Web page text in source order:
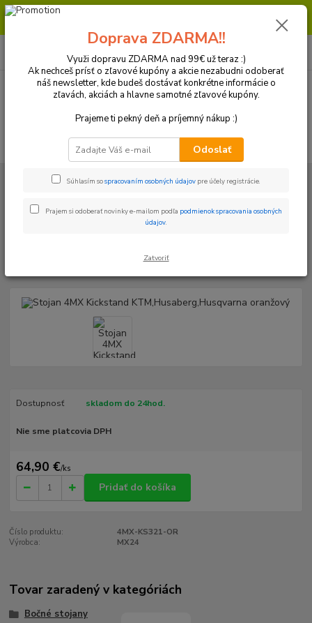
Milí zákazníci, pri objednávke nad 99€ získate poštovné ZDARMA.
(Po-Pia, 8:30-16:30 hod.)
Doplnky / Príslušenstvo / Servis Bočné stojany
Stojan 4MX
Stojan 4MX Kickstand
Dostupnosť skladom do 24hod.
Nie sme platcovia DPH
64,90 €/ks
Pridať do košíka
Číslo produktu:
4MX-KS321-OR
Výrobca:
MX24
Tovar zaradený v kategóriách
Bočné stojany
Doprava ZDARMA!!
Využi dopravu ZDARMA nad 99€ už teraz :)
Ak nechceš prísť o zľavové kupóny a akcie nezabudni odoberať
náš newsletter, kde budeš dostávať konkrétne informácie o
zľavách, akciách a hlavne samotné zľavové kupóny.
Prajeme ti pekný deň a príjemný nákup :)
Odoslať
Súhlasím sospracovaním osobných údajov pre účely registrácie.
Prajem si odoberať novinky e-mailom podľa podmienok spracovania osobných
údajov.
Zatvoriť